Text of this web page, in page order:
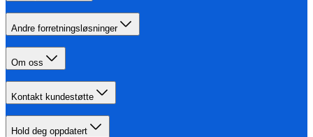
Andre forretningsløsninger
Om oss
Kontakt kundestøtte
Hold deg oppdatert